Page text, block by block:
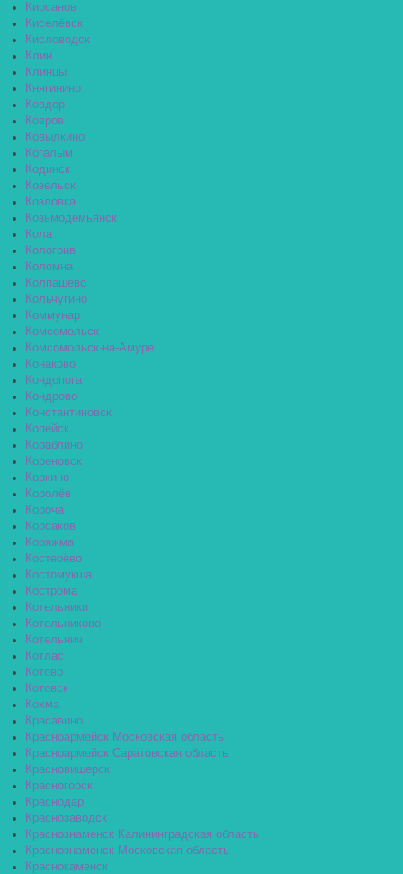
Кирсанов
Киселёвск
Кисловодск
Клин
Клинцы
Княгинино
Ковдор
Ковров
Ковылкино
Когалым
Кодинск
Козельск
Козловка
Козьмодемьянск
Кола
Кологрив
Коломна
Колпашево
Кольчугино
Коммунар
Комсомольск
Комсомольск-на-Амуре
Конаково
Кондопога
Кондрово
Константиновск
Копейск
Кораблино
Кореновск
Коркино
Королёв
Короча
Корсаков
Коряжма
Костерёво
Костомукша
Кострома
Котельники
Котельниково
Котельнич
Котлас
Котово
Котовск
Кохма
Красавино
Красноармейск Московская область
Красноармейск Саратовская область
Красновишерск
Красногорск
Краснодар
Краснозаводск
Краснознаменск Калининградская область
Краснознаменск Московская область
Краснокаменск